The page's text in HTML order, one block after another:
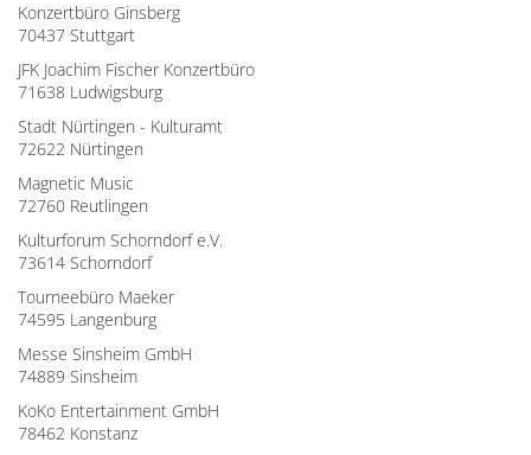
Konzertbüro Ginsberg
70437 Stuttgart
JFK Joachim Fischer Konzertbüro
71638 Ludwigsburg
Stadt Nürtingen - Kulturamt
72622 Nürtingen
Magnetic Music
72760 Reutlingen
Kulturforum Schorndorf e.V.
73614 Schorndorf
Tourneebüro Maeker
74595 Langenburg
Messe Sinsheim GmbH
74889 Sinsheim
KoKo Entertainment GmbH
78462 Konstanz